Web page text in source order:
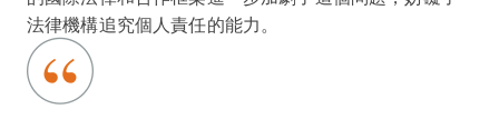
法律機構追究個人責任的能力。